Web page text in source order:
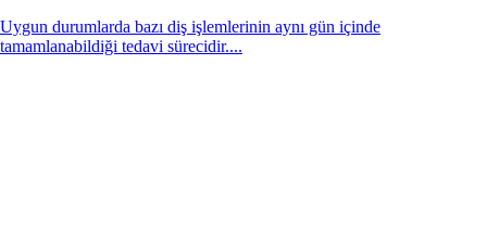
Uygun durumlarda bazı diş işlemlerinin aynı gün içinde
tamamlanabildiği tedavi sürecidir....